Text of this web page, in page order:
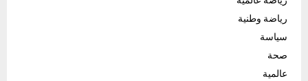
رياضة وطنية
سياسة
صحة
عالمية